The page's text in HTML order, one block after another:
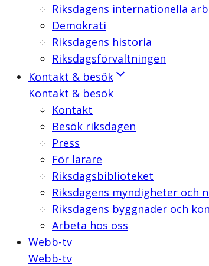
Riksdagens internationella
Demokrati
Riksdagens historia
Riksdagsförvaltningen
Kontakt & besök
Kontakt & besök
Kontakt
Besök riksdagen
Press
För lärare
Riksdagsbiblioteket
Riksdagens myndigheter och
Riksdagens byggnader och
Arbeta hos oss
Webb-tv
Webb-tv